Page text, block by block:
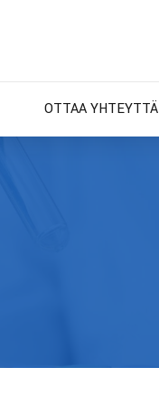
OTTAA YHTEYTTÄ